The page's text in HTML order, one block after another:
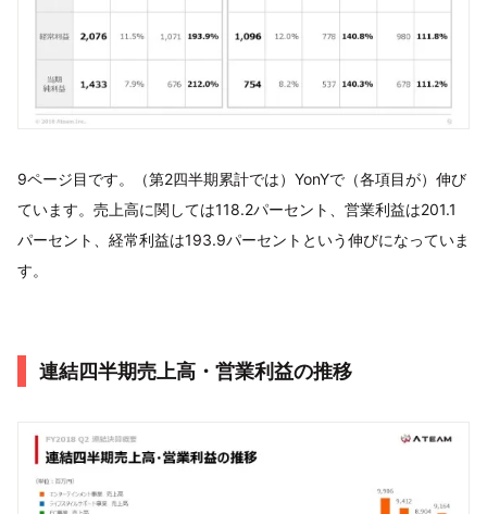
9ページ目です。（第2四半期累計では）YonYで（各項目が）伸び
ています。売上高に関しては118.2パーセント、営業利益は201.1
パーセント、経常利益は193.9パーセントという伸びになっていま
す。
連結四半期売上高・営業利益の推移